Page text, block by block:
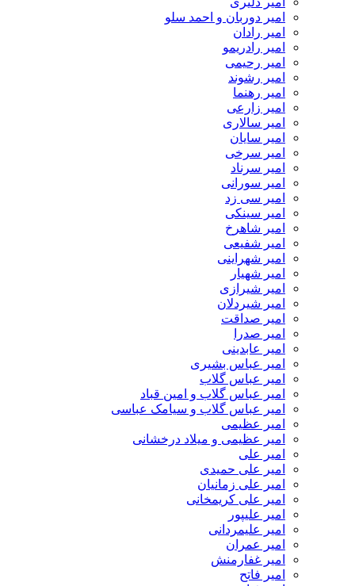
امیر دوربان و احمد سلو
امیر رادان
امیر رادریمو
امیر رحیمی
امیر رشوند
امیر رهنما
امیر زارعی
امیر سالاری
امیر سایان
امیر سرخی
امیر سرناد
امیر سورانی
امیر سی زد
امیر سینکی
امیر شاهرخ
امیر شفیعی
امیر شهراینی
امیر شهیار
امیر شیرازی
امیر شیردلان
امیر صداقت
امیر صدرا
امیر عابدینی
امیر عباس بشیری
امیر عباس گلاب
امیر عباس گلاب و امین قباد
امیر عباس گلاب و سیامک عباسی
امیر عظیمی
امیر عظیمی و میلاد درخشانی
امیر علی
امیر علی حمیدی
امیر علی زمانیان
امیر علی کریمخانی
امیر علیپور
امیر علیمردانی
امیر عمران
امیر غفارمنش
امیر فاتح